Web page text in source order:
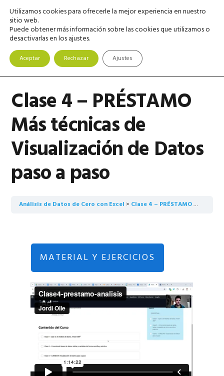
Saltar
navegación
principal
Saltar
contenido
principal
Saltar
barra
lateral
principal
MENU
Clase 4 – PRÉSTAMO
Más técnicas de
Visualización de Datos
paso a paso
Análisis de Datos de Cero con Excel Clase 4 – PRÉSTAMO Más técnicas de Visualización de Datos paso a paso
MATERIAL Y EJERCICIOS
Utilizamos cookies para ofrecerle la mejor experiencia en nuestro
sitio web.
Puede obtener más información sobre las cookies que utilizamos o
desactivarlas en los ajustes.
Aceptar Rechazar Ajustes